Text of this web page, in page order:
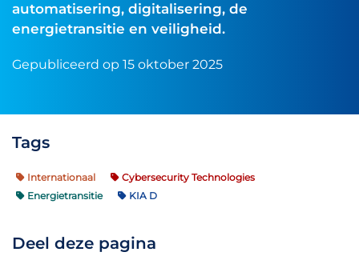
automatisering, digitalisering, de
energietransitie en veiligheid.
Gepubliceerd op 15 oktober 2025
Tags
Internationaal
Cybersecurity Technologies
Energietransitie
KIA D
Deel deze pagina